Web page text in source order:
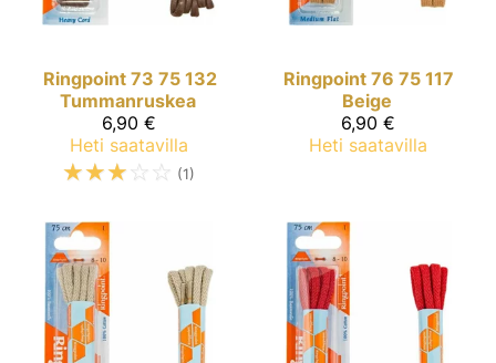
Ringpoint 73 75 132
Tummanruskea
6,90 €
Heti saatavilla
☆☆☆☆ ☆ (1)
Ringpoint 76 75 117
Beige
6,90 €
Heti saatavilla